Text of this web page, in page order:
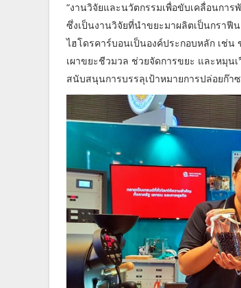
“งานวิจัยและนวัตกรรมเพื่อขับเคลื่อนกา
ซึ่งเป็นงานวิจัยที่นำขยะมาผลิตเป็นกราฟี
ไฮโดรคาร์บอนเป็นองค์ประกอบหลัก เช่
เผาขยะชีวมวล ช่วยจัดการขยะ และหมุน
สนับสนุนการบรรลุเป้าหมายการปล่อยก๊า